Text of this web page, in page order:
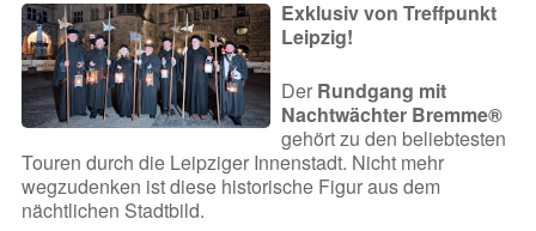
Exklusiv von Treffpunkt
Leipzig!
Der Rundgang mit
Nachtwächter Bremme®
gehört zu den beliebtesten
Touren durch die Leipziger Innenstadt. Nicht mehr
wegzudenken ist diese historische Figur aus dem
nächtlichen Stadtbild.